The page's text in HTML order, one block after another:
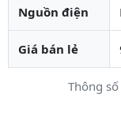
Thông số
Nguồn điện
Giá bán lẻ